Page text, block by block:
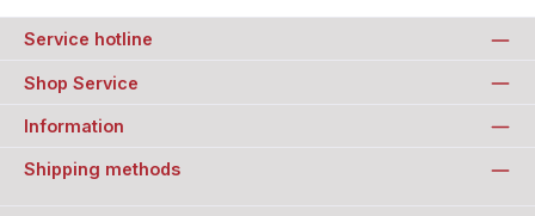
Service hotline
Shop Service
Information
Shipping methods